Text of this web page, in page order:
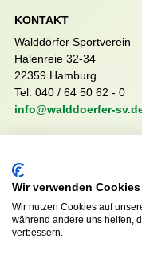
KONTAKT
Walddörfer Sportverein
Halenreie 32-34
22359 Hamburg
Tel. 040 / 64 50 62 - 0
info@walddoerfer-
MEDIA
Wir verwenden Cookies
Wir nutzen Cookies auf
während andere uns helfen,
verbessern.